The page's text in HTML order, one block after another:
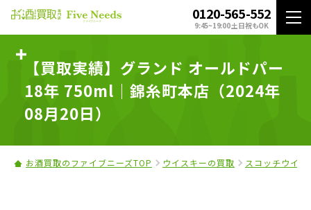
0120-565-552
9:45~19:00 土日祝もOK
【買取実績】グランド オールドパー
18年 750ml｜錦糸町本店（2024年
08月20日）
お酒買取のファイブニーズTOP ウイスキーの買取 スコッチウイ